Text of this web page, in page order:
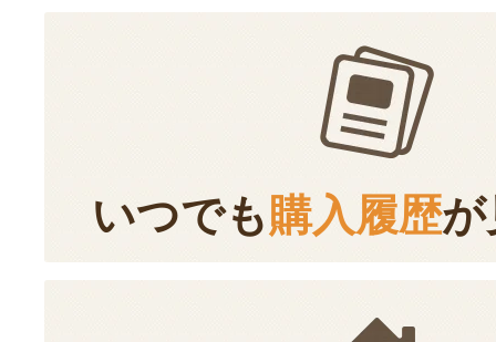
いつでも購入履歴が